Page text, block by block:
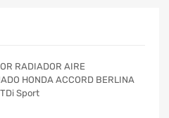
RADIADOR AIRE
HONDA ACCORD BERLINA
Sport